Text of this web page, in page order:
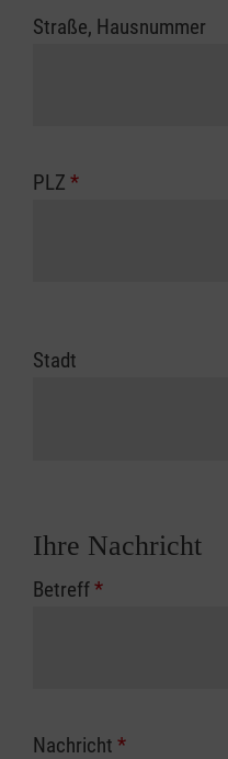
Straße, Hausnummer
PLZ *
Stadt
Ihre Nachricht
Betreff*
Nachricht *